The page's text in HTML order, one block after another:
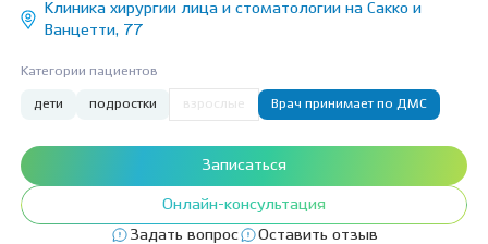
Клиника хирургии лица и стоматологии на Сакко и
Ванцетти, 77
Категории пациентов
дети подростки взрослые Врач принимает по ДМС
Записаться
Онлайн-консультация
Задать вопрос
Оставить отзыв